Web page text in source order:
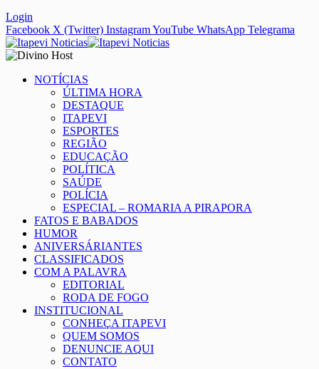
Login
Facebook X (Twitter) InstagramYouTube WhatsApp Telegrama
NOTÍCIAS
ÚLTIMA HORA
DESTAQUE
ITAPEVI
ESPORTES
REGIÃO
EDUCAÇÃO
POLÍTICA
SAÚDE
POLÍCIA
ESPECIAL – ROMARIA A PIRAPORA
FATOS E BABADOS
HUMOR
ANIVERSÁRIANTES
CLASSIFICADOS
COM A PALAVRA
EDITORIAL
RODA DE FOGO
INSTITUCIONAL
CONHEÇA ITAPEVI
QUEM SOMOS
DENUNCIE AQUI
CONTATO